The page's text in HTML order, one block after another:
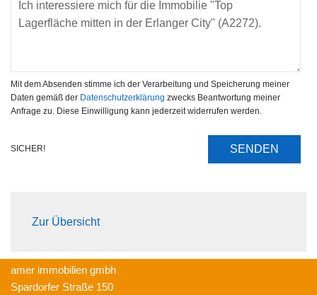
Mit dem Absenden stimme ich der Verarbeitung und Speicherung meiner
Daten gemäß der Datenschutzerklärung zwecks Beantwortung meiner
Anfrage zu. Diese Einwilligung kann jederzeit widerrufen werden.
SICHER! SENDEN
Zur Übersicht
amer immobilien gmbh
Spardorfer Straße 150